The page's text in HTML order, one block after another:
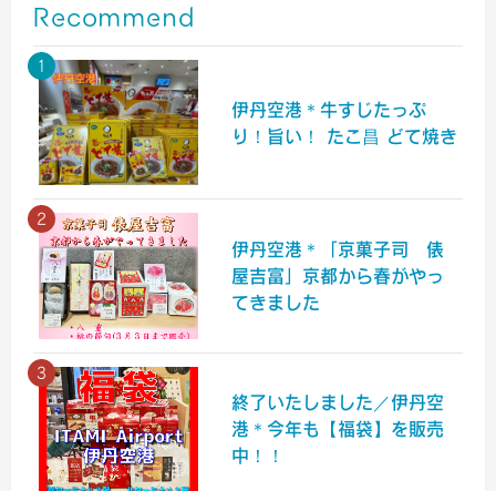
Recommend
伊丹空港＊牛すじたっぷ
り！旨い！ たこ昌 どて焼き
伊丹空港＊「京菓子司 俵
屋吉富」京都から春がやっ
てきました
終了いたしました／伊丹空
港＊今年も【福袋】を販売
中！！